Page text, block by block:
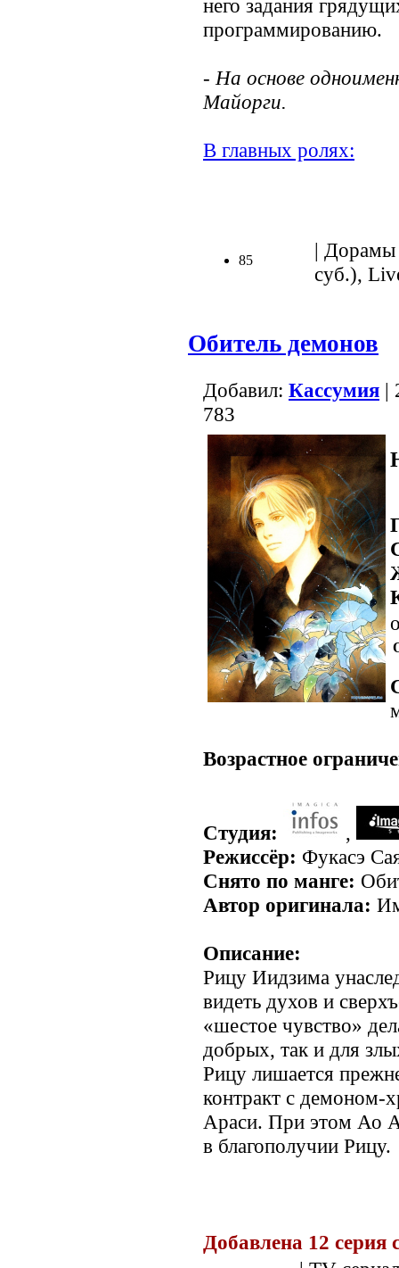
него задания
программированию.
- На основе
Майорги.
В главных ролях:
85
| Дорамы
суб.),
Обитель демонов
Добавил: Кассумия |
783
Возрастное
Студия:
,
Режиссёр: Фукасэ
Снято по манге:
Автор оригинала:
Описание:
Рицу Иидзима
видеть духов и
«шестое чувство»
добрых, так и для
Рицу лишается
контракт с демоном-
Араси. При этом Ао
в благополучии Рицу.
Добавлена 12